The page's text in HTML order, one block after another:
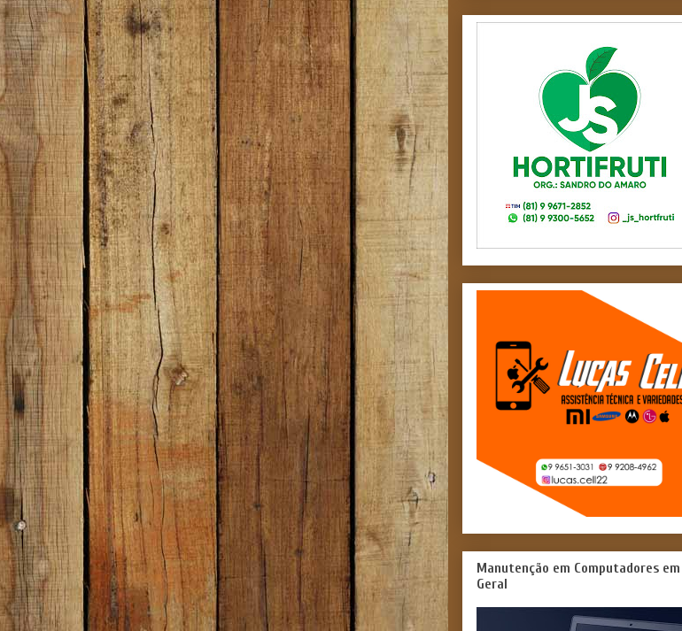
Manutenção em Computadores em
Geral